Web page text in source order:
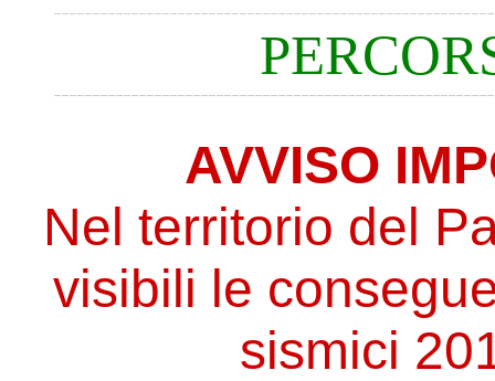
AVVISO
Nel territorio del
visibili le
sismici